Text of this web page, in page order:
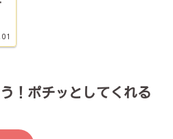
！ポチッとしてくれる